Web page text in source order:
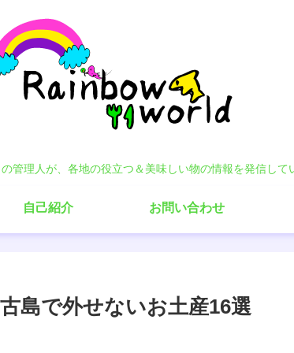
管理人が、各地の役立つ＆美味しい物の情報を発信して
自己紹介 お問い合わせ
島で外せないお土産16選